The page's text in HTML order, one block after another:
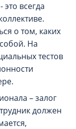
всегда
о том, каких
На
тестов
– залог
должен